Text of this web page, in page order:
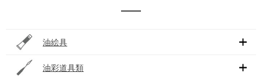
油絵具
油彩道具類